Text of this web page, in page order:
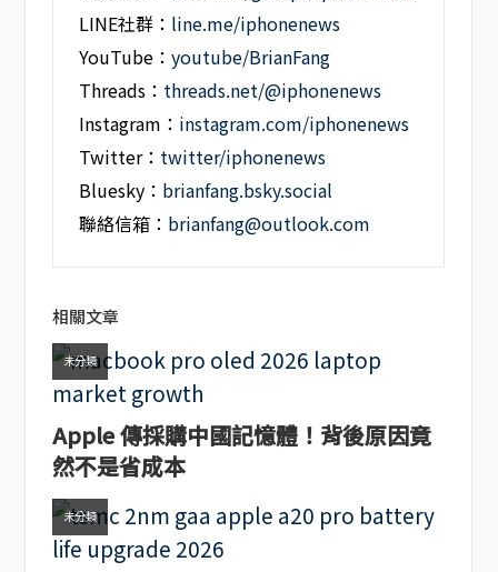
LINE社群： line.me/iphonenews
YouTube：youtube/BrianFang
Threads： threads.net/@iphonenews
Instagram： instagram.com/iphonenews
Twitter： twitter/iphonenews
Bluesky： brianfang.bsky.social
聯絡信箱： brianfang@outlook.com
相關文章
未分類
Apple 傳採購中國記憶體！背後原因竟
然不是省成本
未分類